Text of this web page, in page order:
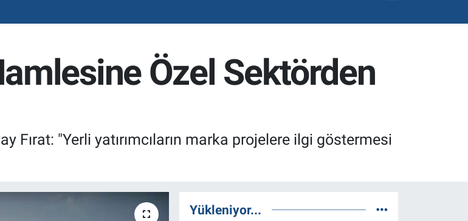
Özel Sektörden
Fırat: "Yerli yatırımcıların marka projelere ilgi göstermesi
Yükleniyor...